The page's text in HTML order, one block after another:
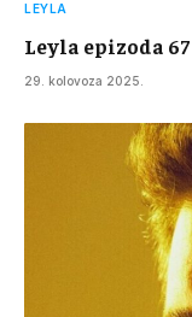
LEYLA
Leyla epizoda 67
29. kolovoza 2025.